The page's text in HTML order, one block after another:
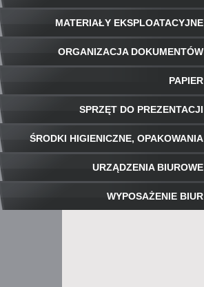
MATERIAŁY EKSPLOATACYJNE
ORGANIZACJA DOKUMENTÓW
PAPIER
SPRZĘT DO PREZENTACJI
ŚRODKI HIGIENICZNE, OPAKOWANIA
URZĄDZENIA BIUROWE
WYPOSAŻENIE BIUR